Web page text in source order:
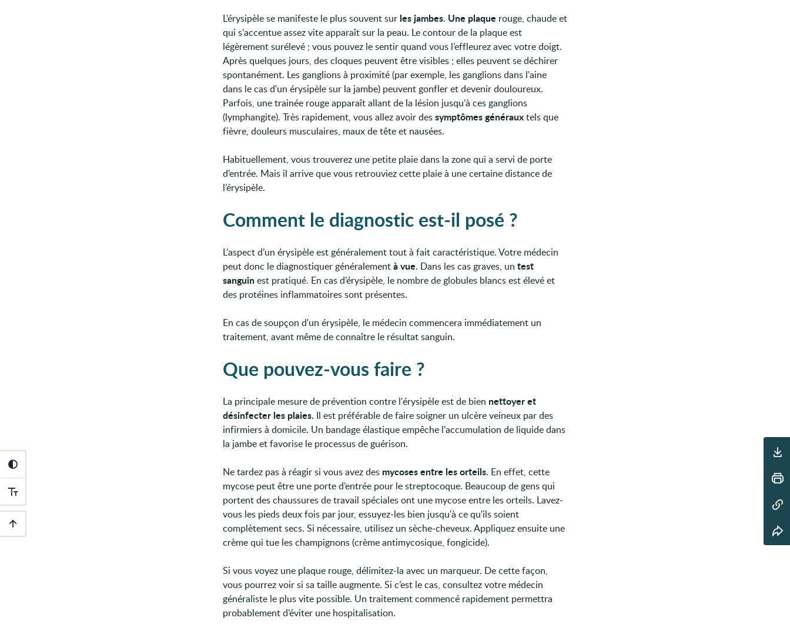
Outils
d'accessibilité
Descendre
Outils
L’érysipèle se manifeste le plus souvent sur les jambes. Une plaque rouge, chaude et
qui s’accentue assez vite apparaît sur la peau. Le contour de la plaque est
légèrement surélevé ; vous pouvez le sentir quand vous l’effleurez avec votre doigt.
Après quelques jours, des cloques peuvent être visibles ; elles peuvent se déchirer
spontanément. Les ganglions à proximité (par exemple, les ganglions dans l’aine
dans le cas d'un érysipèle sur la jambe) peuvent gonfler et devenir douloureux.
Parfois, une trainée rouge apparaît allant de la lésion jusqu’à ces ganglions
(lymphangite). Très rapidement, vous allez avoir dessymptômes générauxtels que
fièvre, douleurs musculaires, maux de tête et nausées.
Habituellement, vous trouverez une petite plaie dans la zone qui a servi de porte
d’entrée. Mais il arrive que vous retrouviez cette plaie à une certaine distance de
l’érysipèle.
Comment le diagnostic est-il posé ?
L’aspect d’un érysipèle est généralement tout à fait caractéristique. Votre médecin
peut donc le diagnostiquer généralementà vue. Dans les cas graves, un test
sanguinest pratiqué. En cas d’érysipèle, le nombre de globules blancs est élevé et
des protéines inflammatoires sont présentes.
En cas de soupçon d'un érysipèle, le médecin commencera immédiatement un
traitement, avant même de connaître le résultat sanguin.
Que pouvez-vous faire ?
La principale mesure de prévention contre l'érysipèle est de bien nettoyer et
désinfecter les plaies. Il est préférable de faire soigner un ulcère veineux par des
infirmiers à domicile. Un bandage élastique empêche l'accumulation de liquide dans
la jambe et favorise le processus de guérison.
Ne tardez pas à réagir si vous avez des mycoses entre les orteils. En effet, cette
mycose peut être une porte d’entrée pour le streptocoque. Beaucoup de gens qui
portent des chaussures de travail spéciales ont une mycose entre les orteils. Lavez-
vous les pieds deux fois par jour, essuyez-les bien jusqu'à ce qu'ils soient
complètement secs. Si nécessaire, utilisez un sèche-cheveux. Appliquez ensuite une
crème qui tue les champignons (crème antimycosique, fongicide).
Si vous voyez une plaque rouge, délimitez-la avec un marqueur. De cette façon,
vous pourrez voir si sa taille augmente. Si c’est le cas, consultez votre médecin
généraliste le plus vite possible. Un traitement commencé rapidement permettra
probablement d’éviter une hospitalisation.